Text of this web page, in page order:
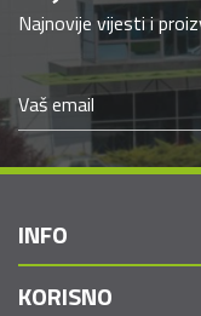
Najnovije vijesti i
INFO
KORISNO